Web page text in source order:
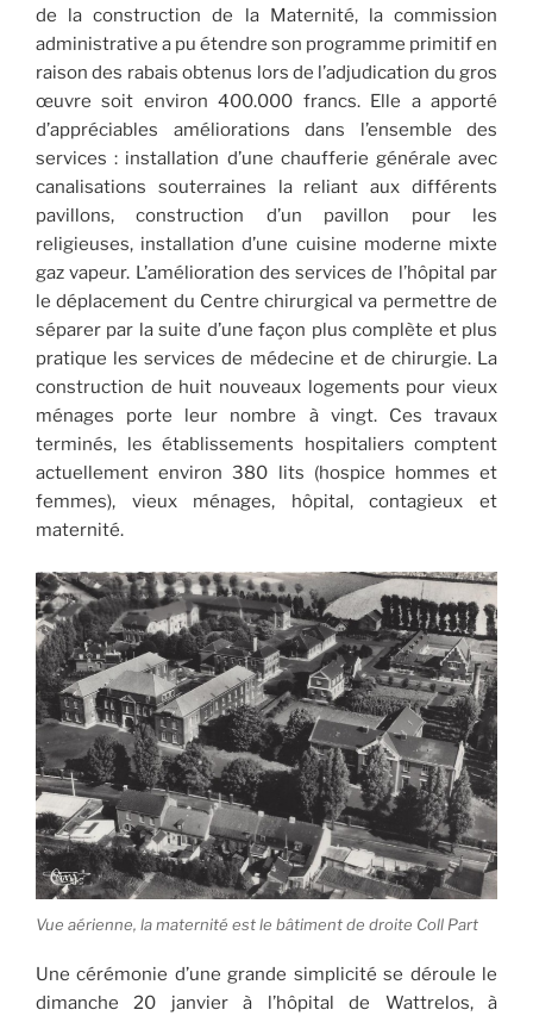
de la construction de la Maternité, la commission
administrative a pu étendre son programme primitif en
raison des rabais obtenus lors de l’adjudication du gros
œuvre soit environ 400.000 francs. Elle a apporté
d’appréciables améliorations dans l’ensemble des
services : installation d’une chaufferie générale avec
canalisations souterraines la reliant aux différents
pavillons, construction d’un pavillon pour les
religieuses, installation d’une cuisine moderne mixte
gaz vapeur. L’amélioration des services de l’hôpital par
le déplacement du Centre chirurgical va permettre de
séparer par la suite d’une façon plus complète et plus
pratique les services de médecine et de chirurgie. La
construction de huit nouveaux logements pour vieux
ménages porte leur nombre à vingt. Ces travaux
terminés, les établissements hospitaliers comptent
actuellement environ 380 lits (hospice hommes et
femmes), vieux ménages, hôpital, contagieux et
maternité.
Vue aérienne, la maternité est le bâtiment de droite Coll Part
Une cérémonie d’une grande simplicité se déroule le
dimanche 20 janvier à l’hôpital de Wattrelos, à